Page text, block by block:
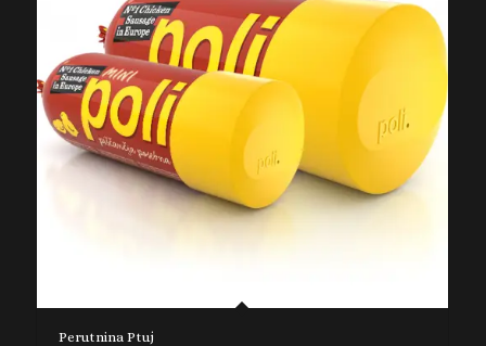
Perutnina Ptuj